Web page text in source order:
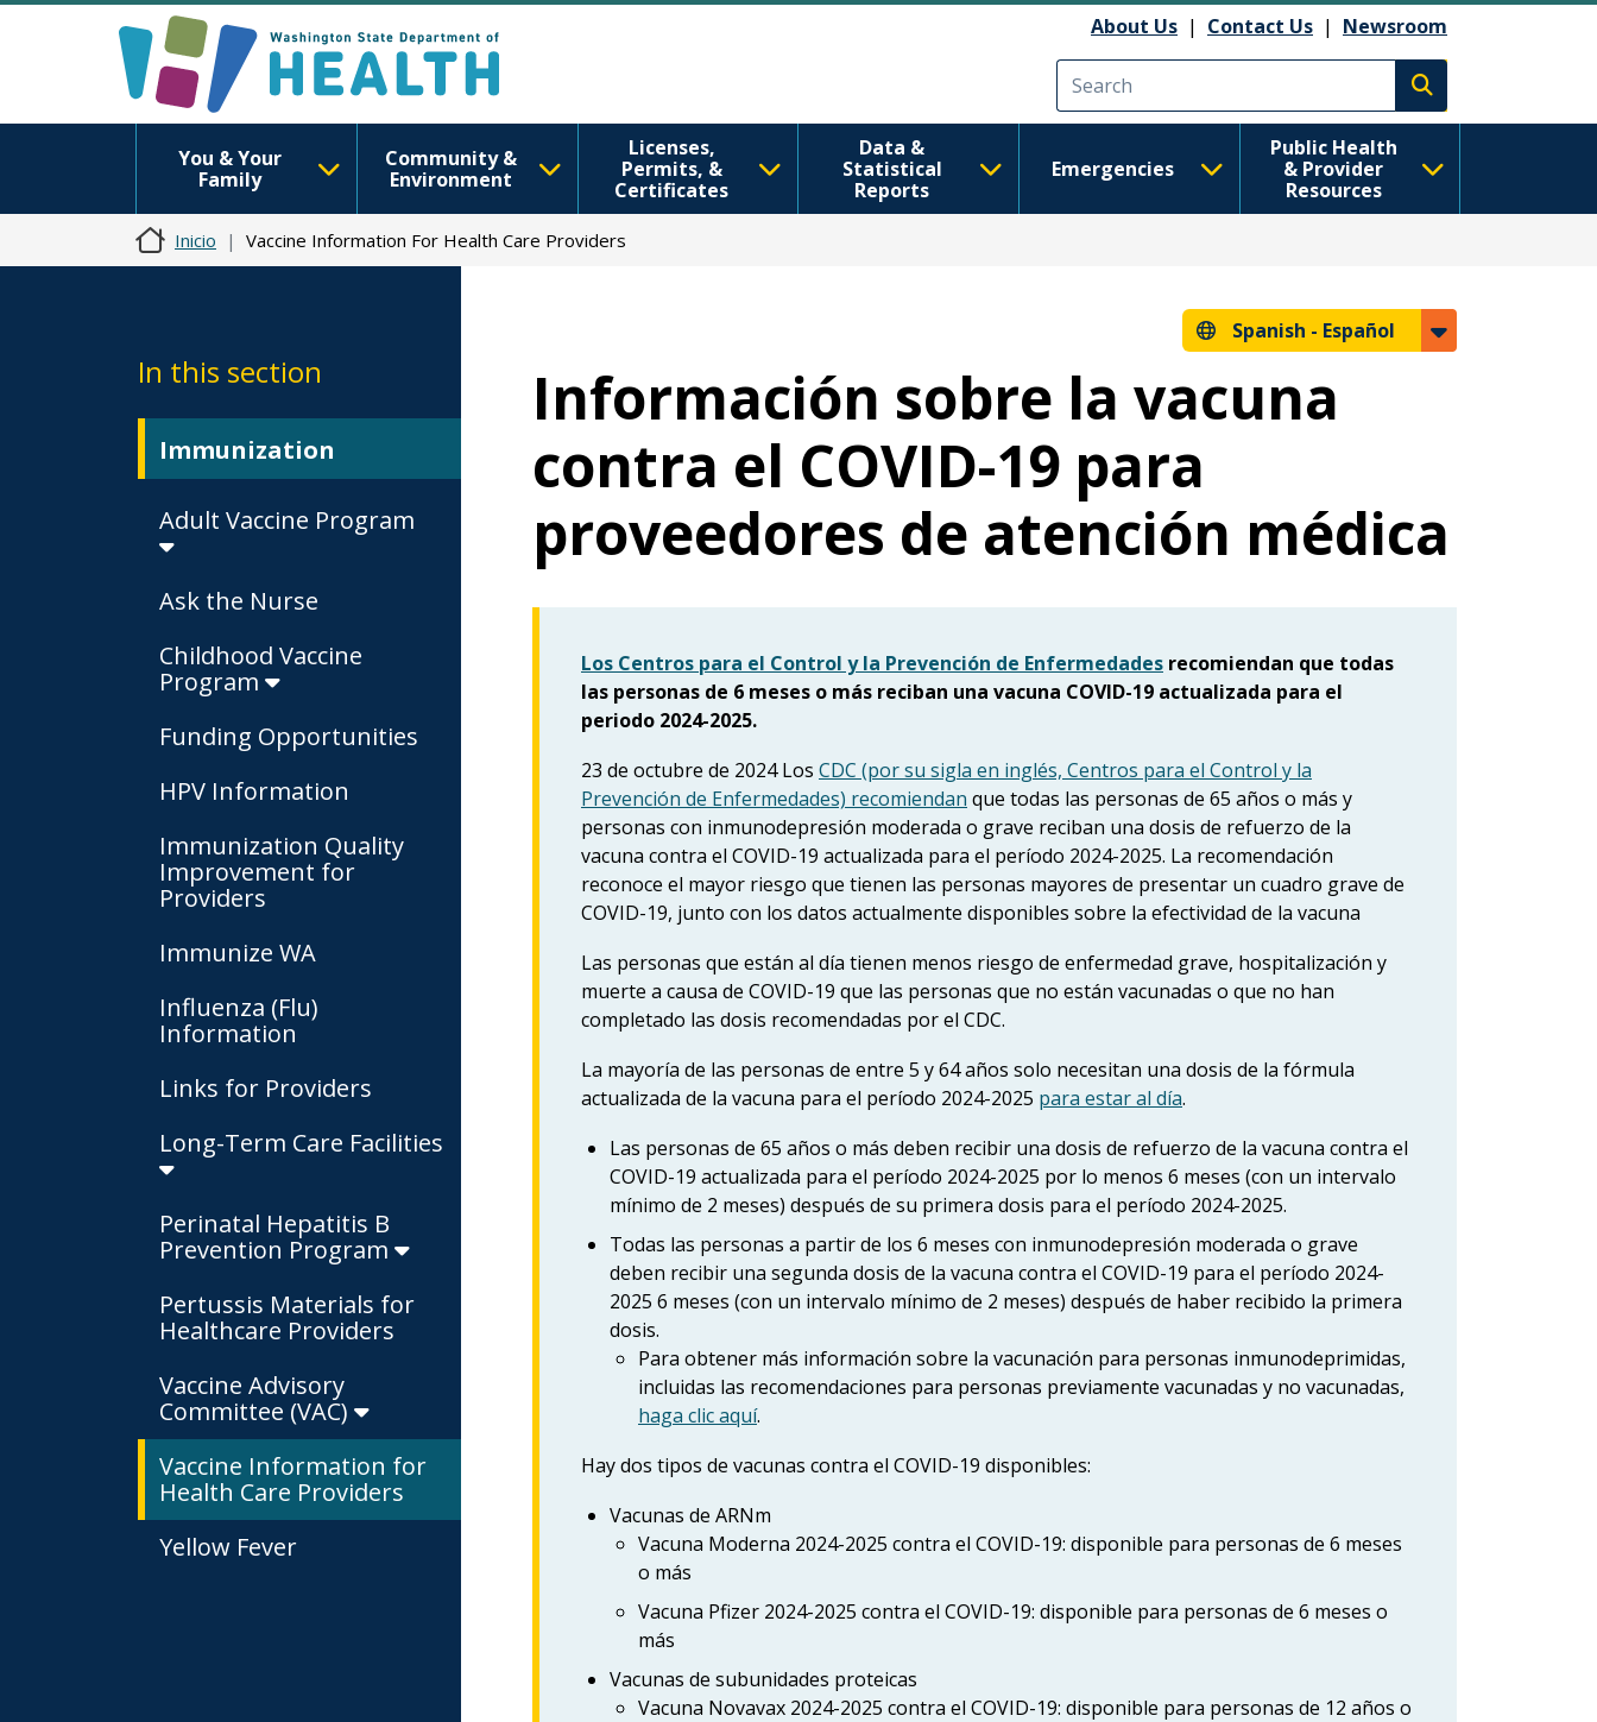
About Us | Contact Us | Newsroom
Execute search
You & Your
Family
Community &
Environment
Licenses,
Permits, &
Certificates
Data &
Statistical
Reports
Emergencies
Public Health
& Provider
Resources
Inicio Vaccine Information For Health Care Providers
In this section
Immunization
Adult Vaccine Program
Ask the Nurse
Childhood Vaccine
Program
Funding Opportunities
HPV Information
Immunization Quality
Improvement for
Providers
Immunize WA
Influenza (Flu)
Information
Links for Providers
Long-Term Care Facilities
Perinatal Hepatitis B
Prevention Program
Pertussis Materials for
Healthcare Providers
Vaccine Advisory
Committee (VAC)
Vaccine Information for
Health Care Providers
Yellow Fever
Spanish - Español
Información sobre la vacuna
contra el COVID-19 para
proveedores de atención médica
Los Centros para el Control y la Prevención de Enfermedades recomiendan que todas
las personas de 6 meses o más reciban una vacuna COVID-19 actualizada para el
periodo 2024-2025.
23 de octubre de 2024 Los CDC (por su sigla en inglés, Centros para el Control y la
Prevención de Enfermedades) recomiendan que todas las personas de 65 años o más y
personas con inmunodepresión moderada o grave reciban una dosis de refuerzo de la
vacuna contra el COVID-19 actualizada para el período 2024-2025. La recomendación
reconoce el mayor riesgo que tienen las personas mayores de presentar un cuadro grave de
COVID-19, junto con los datos actualmente disponibles sobre la efectividad de la vacuna
Las personas que están al día tienen menos riesgo de enfermedad grave, hospitalización y
muerte a causa de COVID-19 que las personas que no están vacunadas o que no han
completado las dosis recomendadas por el CDC.
La mayoría de las personas de entre 5 y 64 años solo necesitan una dosis de la fórmula
actualizada de la vacuna para el período 2024-2025 para estar al día.
Las personas de 65 años o más deben recibir una dosis de refuerzo de la vacuna contra el
COVID-19 actualizada para el período 2024-2025 por lo menos 6 meses (con un intervalo
mínimo de 2 meses) después de su primera dosis para el período 2024-2025.
Todas las personas a partir de los 6 meses con inmunodepresión moderada o grave
deben recibir una segunda dosis de la vacuna contra el COVID-19 para el período 2024-
2025 6 meses (con un intervalo mínimo de 2 meses) después de haber recibido la primera
dosis.
Para obtener más información sobre la vacunación para personas inmunodeprimidas,
incluidas las recomendaciones para personas previamente vacunadas y no vacunadas,
haga clic aquí.
Hay dos tipos de vacunas contra el COVID-19 disponibles:
Vacunas de ARNm
Vacuna Moderna 2024-2025 contra el COVID-19: disponible para personas de 6 meses
o más
Vacuna Pfizer 2024-2025 contra el COVID-19: disponible para personas de 6 meses o
más
Vacunas de subunidades proteicas
Vacuna Novavax 2024-2025 contra el COVID-19: disponible para personas de 12 años o